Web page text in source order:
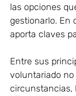
las opciones
gestionarlo. En
aporta claves
Entre sus
voluntariado
circunstancias,